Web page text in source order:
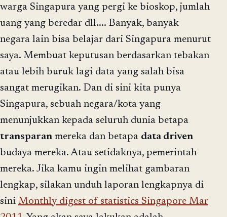
warga Singapura yang pergi ke bioskop, jumlah
uang yang beredar dll.... Banyak, banyak
negara lain bisa belajar dari Singapura menurut
saya. Membuat keputusan berdasarkan tebakan
atau lebih buruk lagi data yang salah bisa
sangat merugikan. Dan di sini kita punya
Singapura, sebuah negara/kota yang
menunjukkan kepada seluruh dunia betapa
transparan mereka dan betapa data driven
budaya mereka. Atau setidaknya, pemerintah
mereka. Jika kamu ingin melihat gambaran
lengkap, silakan unduh laporan lengkapnya di
sini Monthly digest of statistics Singapore Mar